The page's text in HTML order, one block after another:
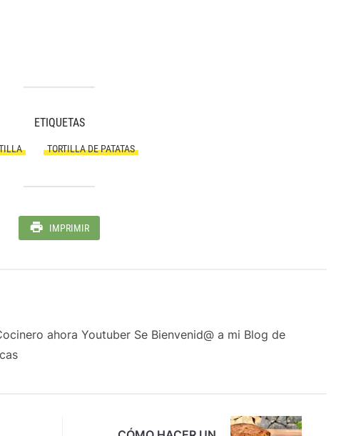
ETIQUETAS
TORTILLA DE PATATAS
IMPRIMIR
ahora Youtuber Se Bienvenid@ a mi Blog de